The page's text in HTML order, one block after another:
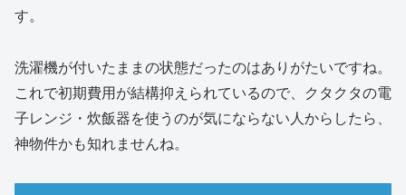
す。
洗濯機が付いたままの状態だったのはありがたいですね。
これで初期費用が結構抑えられているので、クタクタの電
子レンジ・炊飯器を使うのが気にならない人からしたら、
神物件かも知れませんね。